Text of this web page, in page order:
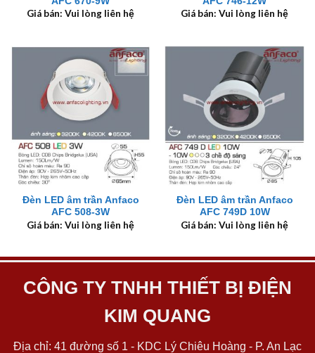
Giá bán: Vui lòng liên hệ Giá bán: Vui lòng liên hệ
Đèn LED âm trần Anfaco
AFC 508-3W
Giá bán: Vui lòng liên hệ
Đèn LED âm trần Anfaco
AFC 749D 10W
Giá bán: Vui lòng liên hệ
CÔNG TY TNHH THIẾT BỊ ĐIỆN
KIM QUANG
Địa chỉ: 41 đường số 1 - KDC Lý Chiêu Hoàng - P. An Lạc